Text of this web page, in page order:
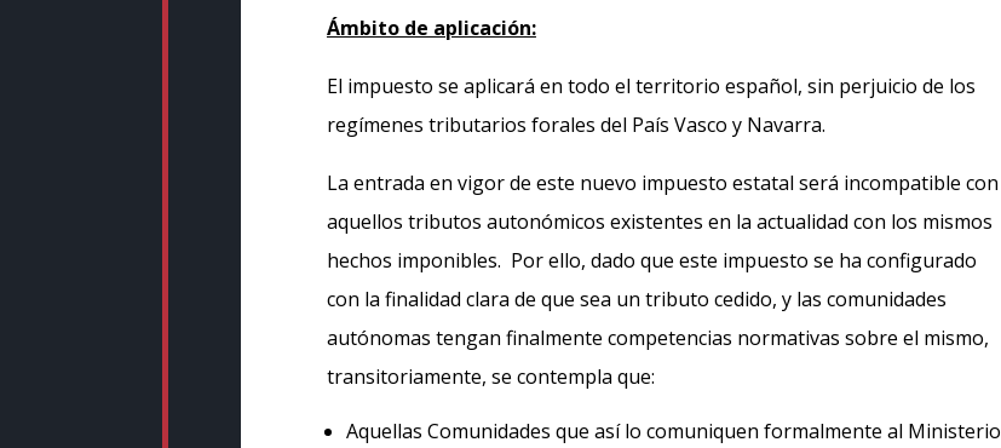
Ámbito de aplicación:
El impuesto se aplicará en todo el territorio español, sin perjuicio de los
regímenes tributarios forales del País Vasco y Navarra.
La entrada en vigor de este nuevo impuesto estatal será incompatible con
aquellos tributos autonómicos existentes en la actualidad con los mismos
hechos imponibles. Por ello, dado que este impuesto se ha configurado
con la finalidad clara de que sea un tributo cedido, y las comunidades
autónomas tengan finalmente competencias normativas sobre el mismo,
transitoriamente, se contempla que:
Aquellas Comunidades que así lo comuniquen formalmente al Ministerio